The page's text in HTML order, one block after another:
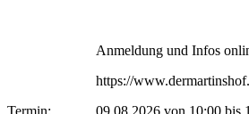
Anmeldung und Infos
https://
Termin:
09.08.2026 von 10:00 bis